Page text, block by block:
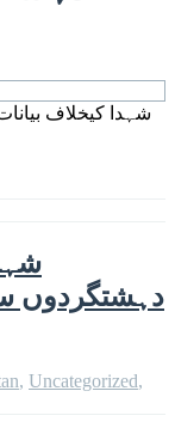
شہدا کیخلاف
دہشتگردوں
, Uncategorized,